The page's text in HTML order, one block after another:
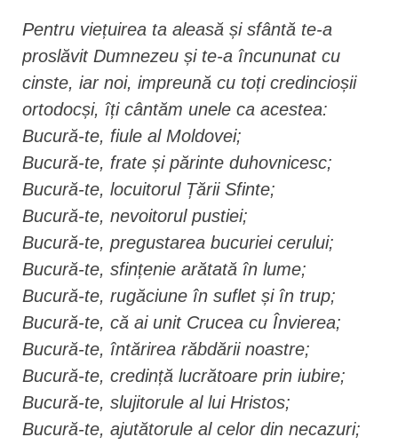
Pentru viețuirea ta aleasă și sfântă te-a
proslăvit Dumnezeu și te-a încununat cu
cinste, iar noi, impreună cu toți credincioșii
ortodocși, îți cântăm unele ca acestea:
Bucură-te, fiule al Moldovei;
Bucură-te, frate și părinte duhovnicesc;
Bucură-te, locuitorul Țării Sfinte;
Bucură-te, nevoitorul pustiei;
Bucură-te, pregustarea bucuriei cerului;
Bucură-te, sfințenie arătată în lume;
Bucură-te, rugăciune în suflet și în trup;
Bucură-te, că ai unit Crucea cu Învierea;
Bucură-te, întărirea răbdării noastre;
Bucură-te, credință lucrătoare prin iubire;
Bucură-te, slujitorule al lui Hristos;
Bucură-te, ajutătorule al celor din necazuri;